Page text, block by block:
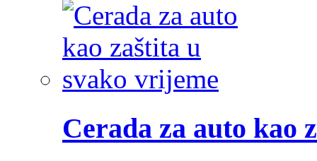
Cerada za auto kao